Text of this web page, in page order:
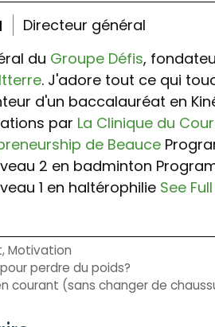
Directeur général
du Groupe Défis,
. J'adore tout ce qui
d'un baccalauréat en
par La Clinique du
de Beauce
2 en badminton
1 en haltérophilie See
,Motivation
perdre du poids?
courant (sans changer de